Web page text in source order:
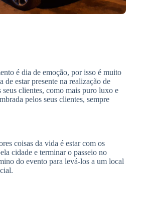
é dia de emoção, por isso é muito
estar presente na realização de
seus clientes, como mais puro luxo e
pelos seus clientes, sempre
coisas da vida é estar com os
cidade e terminar o passeio no
do evento para levá-los a um local